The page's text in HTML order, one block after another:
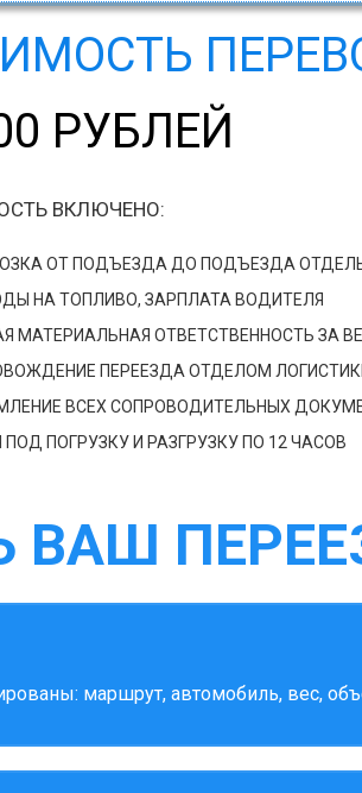
РУБЛЕЙ
ВКЛЮЧЕНО:
ОТ ПОДЪЕЗДА ДО ПОДЪЕЗДА
НА ТОПЛИВО, ЗАРПЛАТА ВОДИТЕЛЯ
МАТЕРИАЛЬНАЯ ОТВЕТСТВЕННОСТЬ ЗА
ПЕРЕЕЗДА ОТДЕЛОМ
ВСЕХ СОПРОВОДИТЕЛЬНЫХ
ПОД ПОГРУЗКУ И РАЗГРУЗКУ ПО 12 ЧАСОВ
ВАШ
маршрут, автомобиль, вес,